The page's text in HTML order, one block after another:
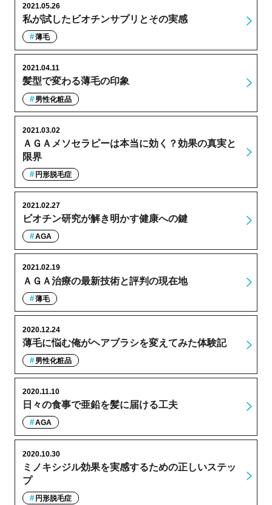
私が試したビオチンサプリとその実感
2021.05.26
薄毛
髪型で変わる薄毛の印象
2021.04.11
男性化粧品
ＡＧＡメソセラピーは本当に効く？効果の真実と
限界
2021.03.02
円形脱毛症
ビオチン研究が解き明かす健康への鍵
2021.02.27
AGA
ＡＧＡ治療の最新技術と評判の現在地
2021.02.19
薄毛
薄毛に悩む俺がヘアブラシを変えてみた体験記
2020.12.24
男性化粧品
日々の食事で亜鉛を髪に届ける工夫
2020.11.10
AGA
ミノキシジル効果を実感するための正しいステッ
プ
2020.10.30
円形脱毛症